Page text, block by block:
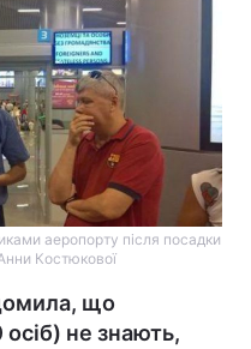
аеропорту після посадки
Костюкової
що
не знають,